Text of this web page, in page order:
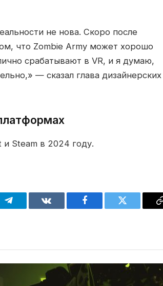
не нова. Скоро после
что Zombie Army может хорошо
срабатывают в VR, и я думаю,
— сказал глава дизайнерских
и Steam в 2024 году.
Telegram VKontakteFacebook Twitter